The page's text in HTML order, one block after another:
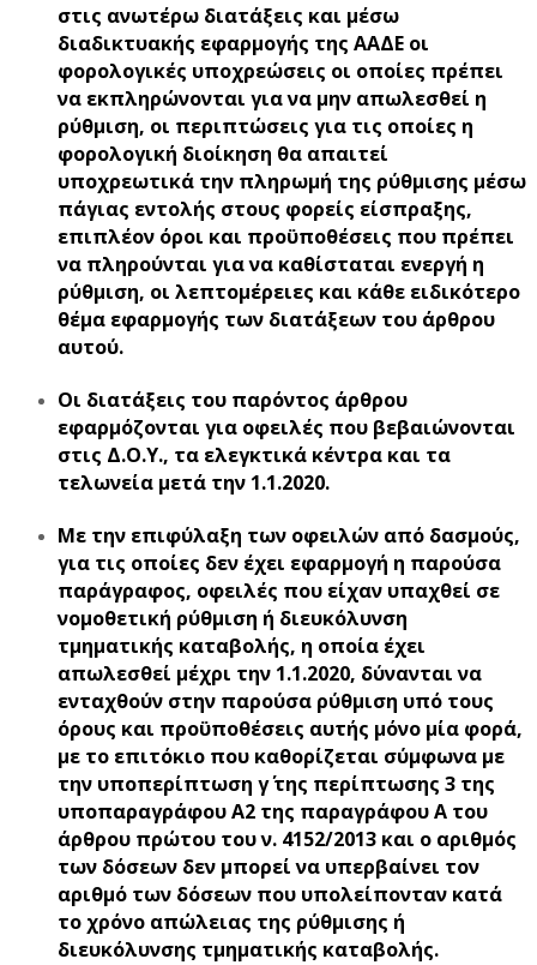
στις ανωτέρω διατάξεις και μέσω
διαδικτυακής εφαρμογής της ΑΑΔΕ οι
φορολογικές υποχρεώσεις οι οποίες πρέπει
να εκπληρώνονται για να μην απωλεσθεί η
ρύθμιση, οι περιπτώσεις για τις οποίες η
φορολογική διοίκηση θα απαιτεί
υποχρεωτικά την πληρωμή της ρύθμισης μέσω
πάγιας εντολής στους φορείς είσπραξης,
επιπλέον όροι και προϋποθέσεις που πρέπει
να πληρούνται για να καθίσταται ενεργή η
ρύθμιση, οι λεπτομέρειες και κάθε ειδικότερο
θέμα εφαρμογής των διατάξεων του άρθρου
αυτού.
Οι διατάξεις του παρόντος άρθρου
εφαρμόζονται για οφειλές που βεβαιώνονται
στις Δ.Ο.Υ., τα ελεγκτικά κέντρα και τα
τελωνεία μετά την 1.1.2020.
Με την επιφύλαξη των οφειλών από δασμούς,
για τις οποίες δεν έχει εφαρμογή η παρούσα
παράγραφος, οφειλές που είχαν υπαχθεί σε
νομοθετική ρύθμιση ή διευκόλυνση
τμηματικής καταβολής, η οποία έχει
απωλεσθεί μέχρι την 1.1.2020, δύνανται να
ενταχθούν στην παρούσα ρύθμιση υπό τους
όρους και προϋποθέσεις αυτής μόνο μία φορά,
με το επιτόκιο που καθορίζεται σύμφωνα με
την υποπερίπτωση γ΄ της περίπτωσης 3 της
υποπαραγράφου Α2 της παραγράφου Α του
άρθρου πρώτου του ν. 4152/2013 και ο αριθμός
των δόσεων δεν μπορεί να υπερβαίνει τον
αριθμό των δόσεων που υπολείπονταν κατά
το χρόνο απώλειας της ρύθμισης ή
διευκόλυνσης τμηματικής καταβολής.